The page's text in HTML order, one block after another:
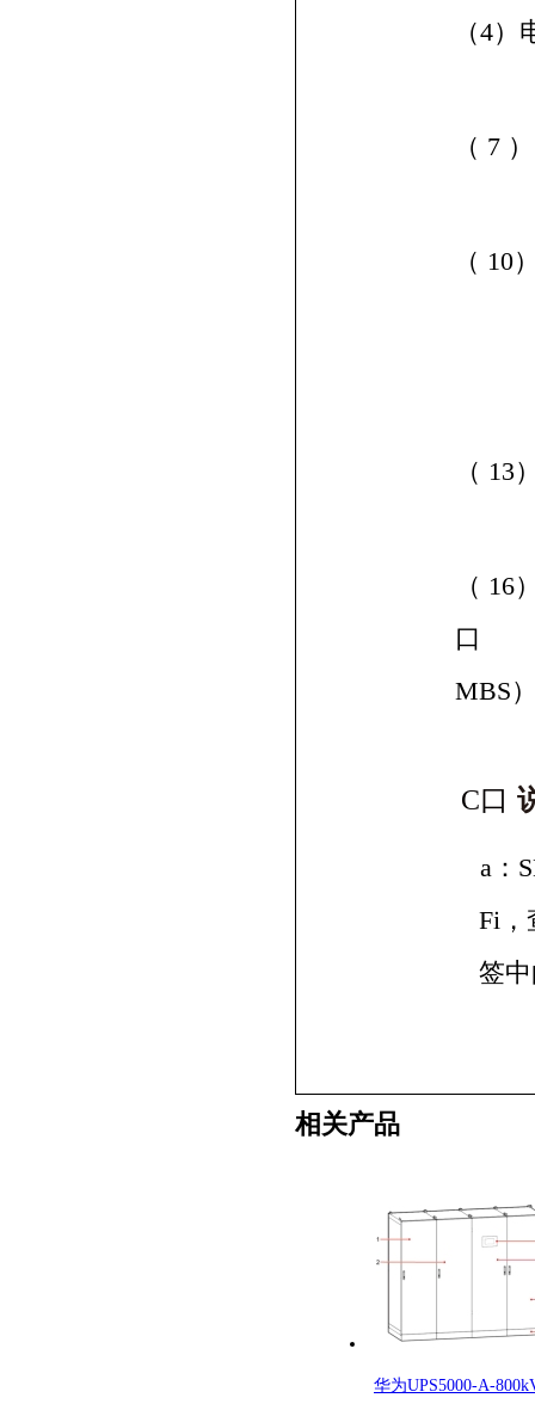
（4）
（ 7
（ 10
（ 13
（ 16
口
MBS
C口
a ：
Fi
签
相关产品
华为UPS5000-A-